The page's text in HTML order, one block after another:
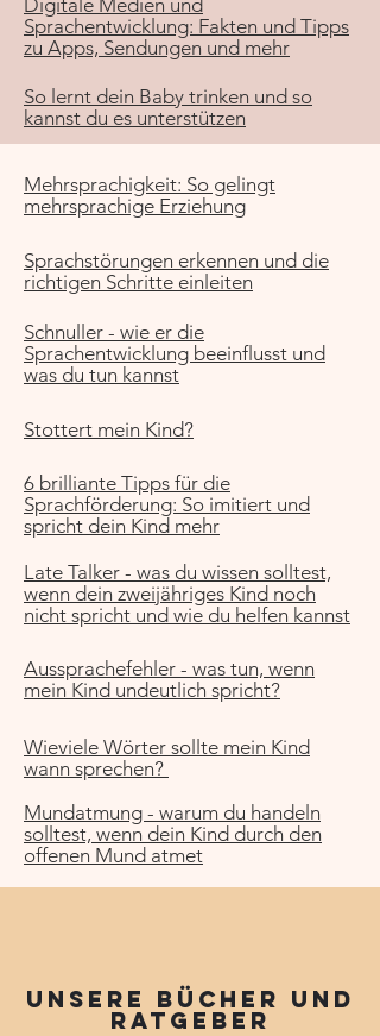
Sprachentwicklung: Fakten und Tipps
zu Apps, Sendungen und mehr
So lernt dein Baby trinken und so
kannst du es unterstützen
Mehrsprachigkeit: So gelingt
mehrsprachige Erziehung
Sprachstörungen erkennen und die
richtigen Schritte einleiten
Schnuller - wie er die
Sprachentwicklung beeinflusst und
was du tun kannst
Stottert mein Kind?
6 brilliante Tipps für die
Sprachförderung: So imitiert und
spricht dein Kind mehr
Late Talker - was du wissen solltest,
wenn dein zweijähriges Kind noch
nicht spricht und wie du helfen kannst
Aussprachefehler - was tun, wenn
mein Kind undeutlich spricht?
Wieviele Wörter sollte mein Kind
wann sprechen?
Mundatmung - warum du handeln
solltest, wenn dein Kind durch den
offenen Mund atmet
Unsere Bücher und
Ratgeber